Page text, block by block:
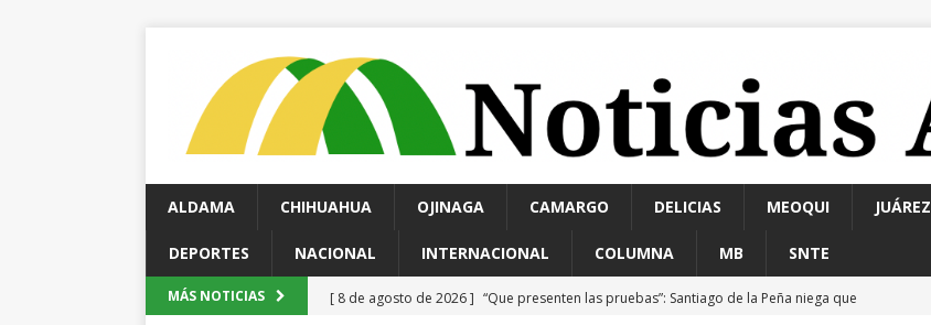
ALDAMA CHIHUAHUA OJINAGA CAMARGO DELICIAS MEOQUI JUÁREZ
DEPORTES NACIONAL INTERNACIONAL COLUMNA MB SNTE
MÁS NOTICIAS [ 8 de agosto de 2026 ] “Que presenten las pruebas”: Santiago de la Peña niega que